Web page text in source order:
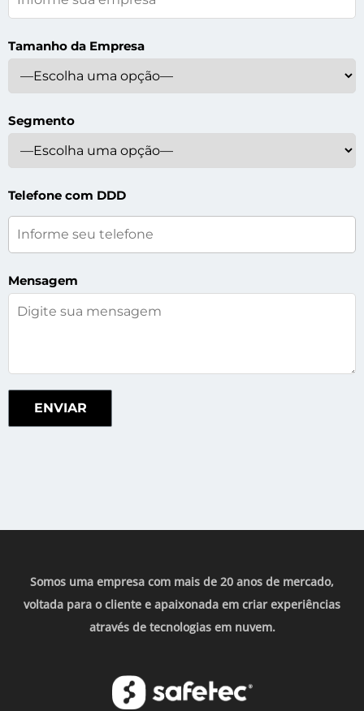
Tamanho da Empresa
Segmento
Telefone com DDD
Mensagem
Somos uma empresa com mais de 20 anos de mercado,
voltada para o cliente e apaixonada em criar experiências
através de tecnologias em nuvem.